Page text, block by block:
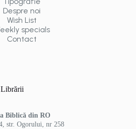
Despre noi
Wish List
specials
Contact
Librării
Biblică din RO
str. Ogorului, nr 258